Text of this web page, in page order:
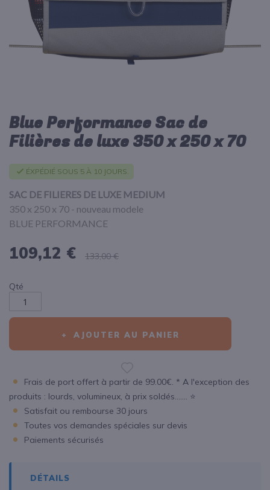
Passer
au
début
la
Galerie
d’images
Blue Performance Sac de
Filières de luxe 350 x 250 x 70
ÉXPÉDIÉ SOUS 5 À 10 JOURS.
SAC DE FILIERES DE LUXE MEDIUM
350 x 250 x 70 - nouveau modele
BLUE PERFORMANCE
109,12 € 133,00 €
Qté
AJOUTER AU PANIER
Frais de port offert à partir de 99.00€. * A l'exception des
produits : lourds, volumineux, à prix soldés....... ⭐
Satisfait ou rembourse 30 jours
Toutes vos demandes spéciales sur devis
Paiements sécurisés
DÉTAILS